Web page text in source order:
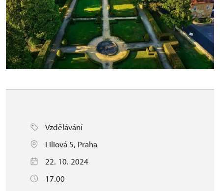
Vzdělávání
Liliová 5, Praha
22. 10. 2024
17.00